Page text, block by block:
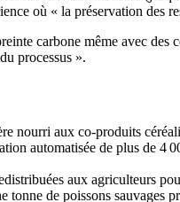
où « la préservation des
carbone même avec
processus ».
nourri aux co-produits
automatisée de plus de 4
aux agriculteurs
tonne de poissons sauvages